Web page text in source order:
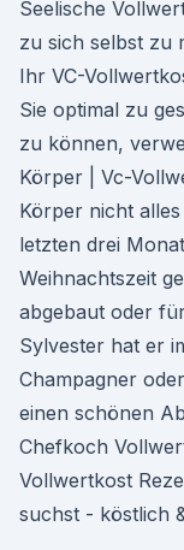
Seelische
zu sich selbst zu
Ihr VC-
Sie optimal zu
zu können,
Körper | Vc-
Körper nicht
letzten drei
Weihnachtszeit
abgebaut oder
Sylvester hat er
Champagner
einen schönen
Chefkoch
Vollwertkost
suchst - köstlich